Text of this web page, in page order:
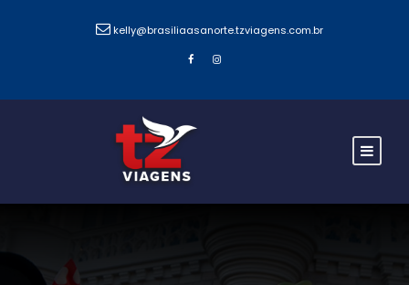
kelly@brasiliaasanorte.tzviagens.com.br